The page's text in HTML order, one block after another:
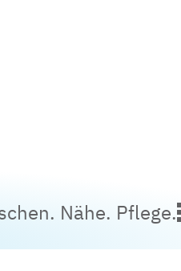
Nähe. Pflege.